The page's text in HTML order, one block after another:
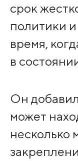
срок
политики
время,
в
Он
может
несколько